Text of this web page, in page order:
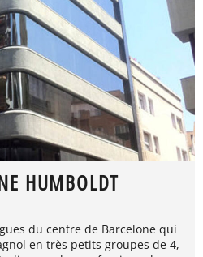
HUMBOLDT
du centre de Barcelone qui
en très petits groupes de 4,